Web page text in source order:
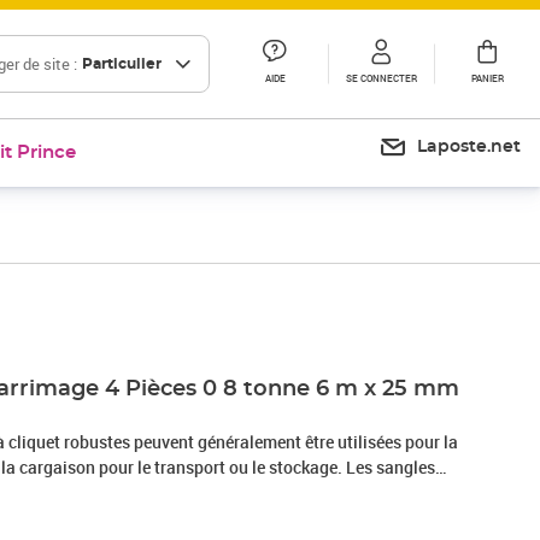
de site : Particulier
AIDE SE CONNECTER PANIER
Prince Laposte.net
4 Pièces 0 8 tonne 6 m x 25 mm
cliquet robustes peuvent généralement être utilisées pour la
cargaison pour le transport ou le stockage. Les sangles
en polyester de haute qualité et ont une capacité